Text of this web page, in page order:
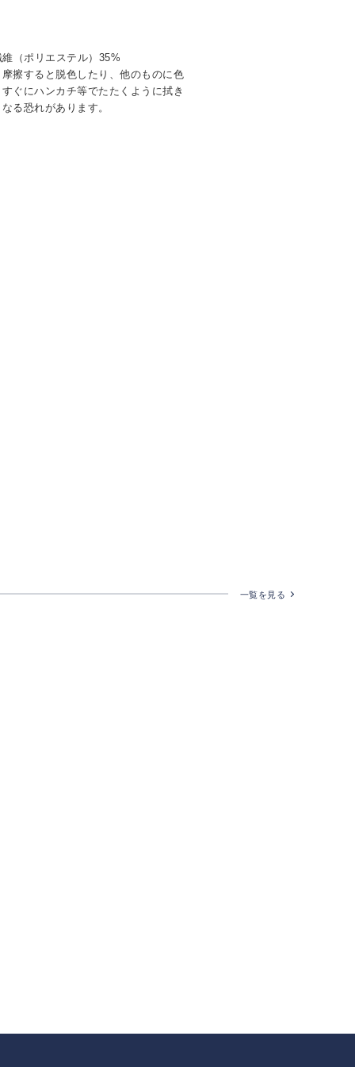
（ポリエステル）35%
擦すると脱色したり、他のものに色
ぐにハンカチ等でたたくように拭き
る恐れがあります。
一覧を見る